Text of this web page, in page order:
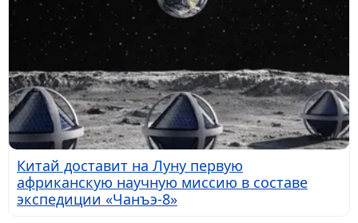
Китай доставит на Луну первую
африканскую научную миссию в составе
экспедиции «Чанъэ-8»